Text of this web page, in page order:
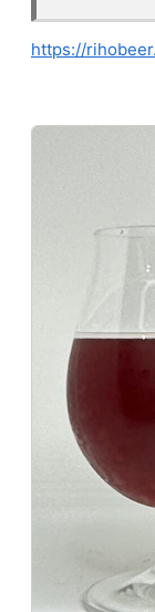
https://